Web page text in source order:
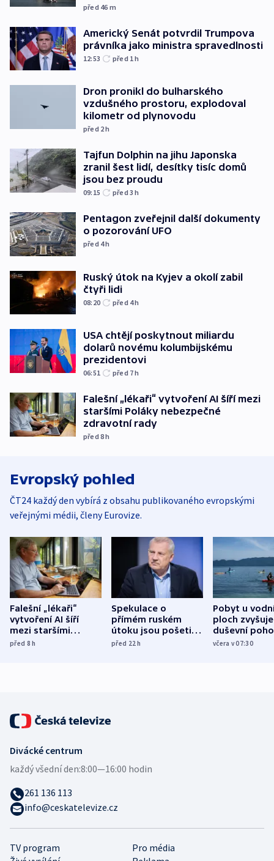
před 46 m
Americký Senát potvrdil Trumpova
právníka jako ministra spravedlnosti
12:53 před 1h
Dron pronikl do bulharského
vzdušného prostoru, explodoval
kilometr od plynovodu
před 2h
Tajfun Dolphin na jihu Japonska
zranil šest lidí, desítky tisíc domů
jsou bez proudu
09:15 před 3h
Pentagon zveřejnil další dokumenty
o pozorování UFO
před 4h
Ruský útok na Kyjev a okolí zabil
čtyři lidi
08:20 před 4h
USA chtějí poskytnout miliardu
dolarů novému kolumbijskému
prezidentovi
06:51 před 7h
Falešní „lékaři“ vytvoření AI šíří mezi
staršími Poláky nebezpečné
zdravotní rady
před 8h
Evropský pohled
ČT24 každý den vybírá z obsahu publikovaného evropskými
veřejnými médii, členy Eurovize.
Falešní „lékaři“
vytvoření AI šíří
mezi staršími
Poláky nebezpečné
před 8h
Spekulace o
přímém ruském
útoku jsou pošetilé,
míní estonský
před 22h
Pobyt u
ploch zvyšuje
duševní
ukázala
včera v 07:30
TV program
Pro média
Divácké centrum
každý všední den:8:00—16:00 hodin
261 136 113
info@ceskatelevize.cz